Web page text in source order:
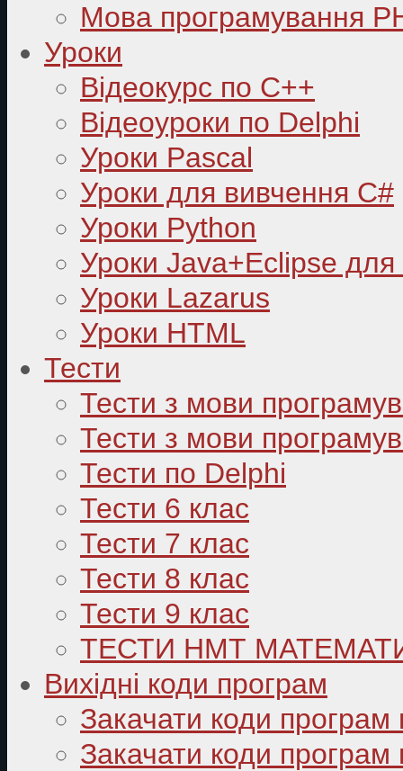
Мова програмування
Уроки
Відеокурс по С++
Відеоуроки по Delphi
Уроки Pascal
Уроки для вивчення C#
Уроки Python
Уроки Java+Eclipse
Уроки Lazarus
Уроки HTML
Тести
Тести з мови
Тести з мови
Тести по Delphi
Тести 6 клас
Тести 7 клас
Тести 8 клас
Тести 9 клас
ТЕСТИ НМТ
Вихідні коди програм
Закачати коди програм
Закачати коди програм